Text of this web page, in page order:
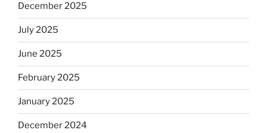
December 2025
July 2025
June 2025
February 2025
January 2025
December 2024